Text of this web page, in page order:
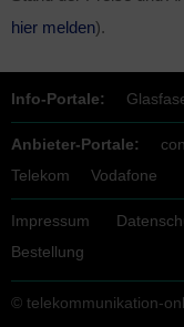
hier melden).
Info-Portale:
Anbieter-Portale:
Telekom
Vodafone
Impressum
Bestellung
© telekommunikation-